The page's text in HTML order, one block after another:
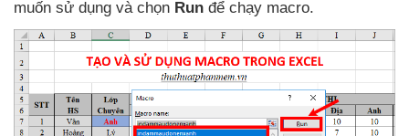
muốn sử dụng và chọn Run để chạy macro.